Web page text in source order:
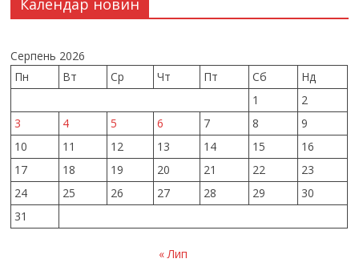
Календар новин
Серпень 2026
Пн
Вт Ср Чт Пт Сб
Нд
1
2
3
4 5 6 7 8
9
10
11 12 13 14 15
16
17
18 19 20 21 22
23
24
25 26 27 28 29
30
31
« Лип